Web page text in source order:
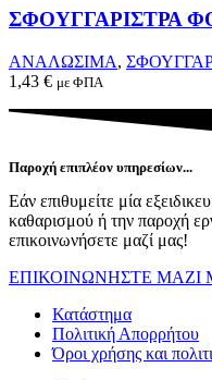
product
ΣΦΟΥΓΓΑΡΙΣΤΡΑ
ΑΝΑΛΩΣΙΜΑ,
1,43 € με ΦΠΑ
Παροχή επιπλέον υπηρεσίων...
Εάν επιθυμείτε μία
καθαρισμού ή την παροχή
επικοινωνήσετε μαζί μας!
ΕΠΙΚΟΙΝΩΝΗΣΤΕ ΜΑΖΙ
Κατάστημα
Πολιτική Απορρήτου
Όροι χρήσης και